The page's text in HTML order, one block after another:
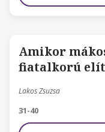
Amikor
fiatalkorú
Lakos Zsuzsa
31-40